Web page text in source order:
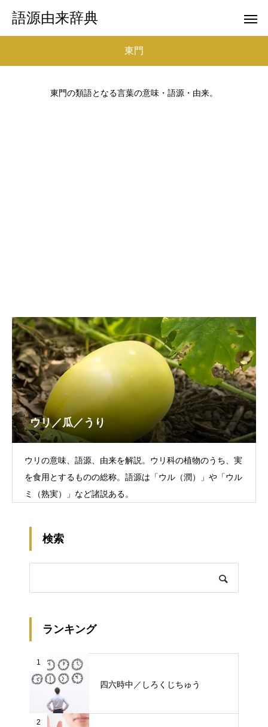
語源由来辞典
東門
東門の類語となる言葉の意味・語源・由来。
ウリ／瓜／うり
ウリの意味、語源、由来を解説。ウリ科の植物のうち、実
を食用とするものの総称。語源は「ウル（潤）」や「ウル
ミ（熟実）」など諸説ある。
検索
ランキング
1
四六時中／しろくじちゅう
2